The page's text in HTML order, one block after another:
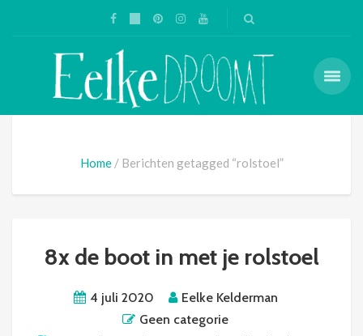
Home Berichten getagged “rolstoel”
8x de boot in met je rolstoel
4 juli 2020
Eelke Kelderman
Geen categorie